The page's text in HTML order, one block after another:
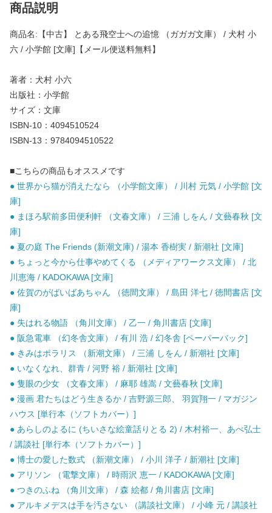
商品説明
商品名:【中古】 とある飛空士への追憶 （ガガガ文庫） / 犬村 小
六 / 小学館 [文庫]【メール便送料無料】
著者：犬村 小六
出版社：小学館
サイズ：文庫
ISBN-10：4094510524
ISBN-13：9784094510522
■こちらの商品もオススメです
● 世界から猫が消えたなら （小学館文庫） / 川村 元気 / 小学館 [文
庫]
● まほろ駅前多田便利軒 （文春文庫） / 三浦 しをん / 文藝春秋 [文
庫]
● 夏の庭 The Friends (新潮文庫) / 湯本 香樹実 / 新潮社 [文庫]
● ちょっと今から仕事やめてくる （メディアワークス文庫） / 北
川恵海 / KADOKAWA [文庫]
● 佐賀のがばいばあちゃん （徳間文庫） / 島田 洋七 / 徳間書店 [文
庫]
● 失はれる物語 （角川文庫） / 乙一 / 角川書店 [文庫]
● 阪急電車 （幻冬舎文庫） / 有川 浩 / 幻冬舎 [ペーパーバック]
● きみはポラリス （新潮文庫） / 三浦 しをん / 新潮社 [文庫]
● いなくなれ、群青 / 河野 裕 / 新潮社 [文庫]
● 隻眼の少女 （文春文庫） / 麻耶 雄嵩 / 文藝春秋 [文庫]
● 漫画 君たちはどう生きるか / 吉野源三郎、 羽賀翔一 / マガジン
ハウス [単行本（ソフトカバー）]
● あらしのよるに (ちいさな絵童話りとる 2) / 木村裕一、あべ弘士
/ 講談社 [単行本（ソフトカバー）]
● 博士の愛した数式 （新潮文庫） / 小川 洋子 / 新潮社 [文庫]
● アリソン （電撃文庫） / 時雨沢 恵一 / KADOKAWA [文庫]
● つきのふね （角川文庫） / 森 絵都 / 角川書店 [文庫]
● アルキメデスは手を汚さない （講談社文庫） / 小峰 元 / 講談社